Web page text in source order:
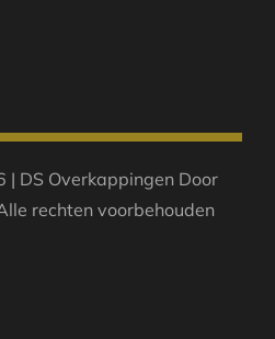
| DS Overkappingen Door
rechten voorbehouden